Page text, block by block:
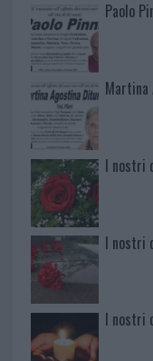
Paolo
I nostri
I nostri
I nostri